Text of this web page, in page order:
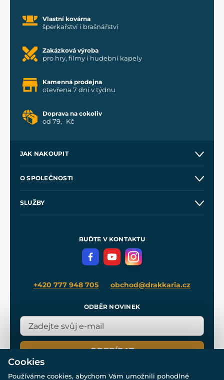
Vlastní kovárna
šperkařství i brašnářství
Zakázková výroba
pro hry, filmy i hudební kapely
Kamenná prodejna
otevřena 7 dní v týdnu
Doprava na cokoliv
od 79,- Kč
JAK NAKOUPIT
Velkoobchod
O SPOLEČNOSTI
SLUŽBY
Meče pro Kingdom Come
BUĎTE V KONTAKTU
+420 777 948 705 obchod@drakkaria.cz
ODBĚR NOVINEK
ODEBÍRAT
Cookies
Používáme cookies, abychom Vám umožnili pohodlné